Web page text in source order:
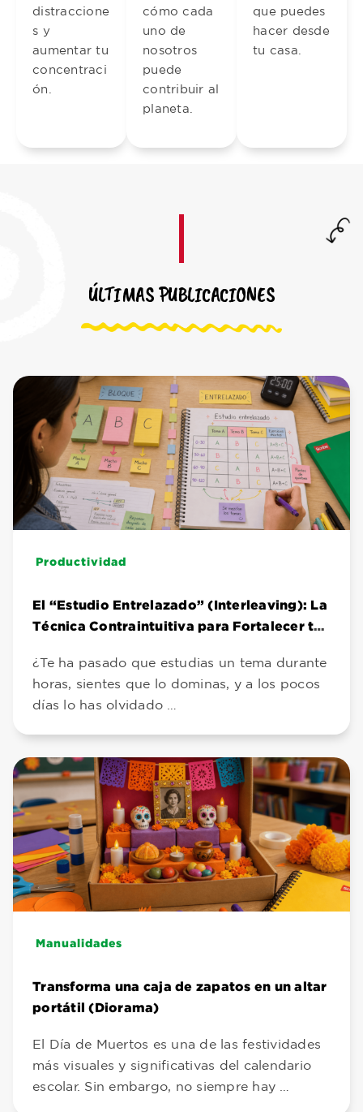
distraccione
s y
aumentar tu
concentraci
ón.
cómo cada
uno de
nosotros
puede
contribuir al
planeta.
que puedes
hacer desde
tu casa.
ÚLTIMAS PUBLICACIONES
El “Estudio Entrelazado” (Interleaving): La
Técnica Contraintuitiva para Fortalecer tu
Productividad
¿Te ha pasado que estudias un tema durante
horas, sientes que lo dominas, y a los pocos
días lo has olvidado …
Transforma una caja de zapatos en un altar
portátil (Diorama)
Manualidades
El Día de Muertos es una de las festividades
más visuales y significativas del calendario
escolar. Sin embargo, no siempre hay …